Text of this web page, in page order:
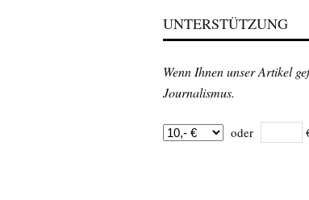
UNTERSTÜTZUNG
Wenn Ihnen unser Artikel
Journalismus.
oder